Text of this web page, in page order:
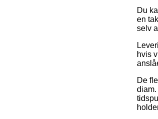
Du
en
selv
hvis
De